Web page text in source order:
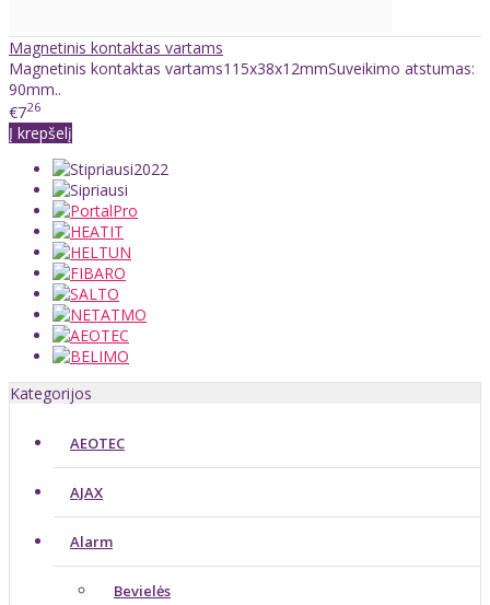
Magnetinis kontaktas vartams
Magnetinis kontaktas vartams115x38x12mmSuveikimo atstumas:
90mm..
€726
Į krepšelį
Kategorijos
AEOTEC
AJAX
Alarm
Bevielės